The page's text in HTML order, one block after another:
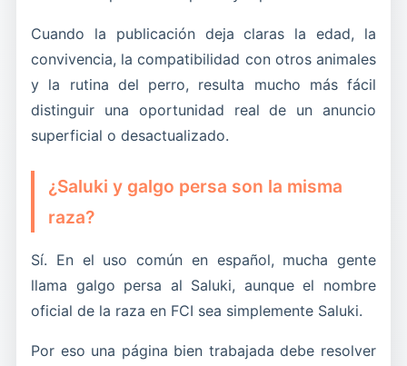
Cuando la publicación deja claras la edad, la
convivencia, la compatibilidad con otros animales
y la rutina del perro, resulta mucho más fácil
distinguir una oportunidad real de un anuncio
superficial o desactualizado.
¿Saluki y galgo persa son la misma
raza?
Sí. En el uso común en español, mucha gente
llama galgo persa al Saluki, aunque el nombre
oficial de la raza en FCI sea simplemente Saluki.
Por eso una página bien trabajada debe resolver